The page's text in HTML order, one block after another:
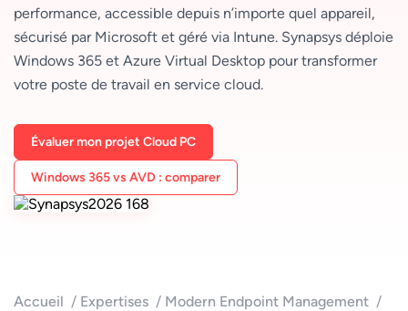
performance, accessible depuis n’importe quel appareil,
sécurisé par Microsoft et géré via Intune. Synapsys déploie
Windows 365 et Azure Virtual Desktop pour transformer
votre poste de travail en service cloud.
Évaluer mon projet Cloud PC
Windows 365 vs AVD : comparer
Accueil Expertises
Modern Endpoint Management